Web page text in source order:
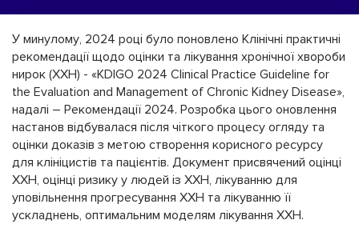
У минулому, 2024 році було поновлено Клінічні практичні
рекомендації щодо оцінки та лікування хронічної хвороби
нирок (ХХН) - «KDIGO 2024 Clinical Practice Guideline for
the Evaluation and Management of Chronic Kidney Disease»,
надалі – Рекомендації 2024. Розробка цього оновлення
настанов відбувалася після чіткого процесу огляду та
оцінки доказів з метою створення корисного ресурсу
для клініцистів та пацієнтів. Документ присвячений оцінці
ХХН, оцінці ризику у людей із ХХН, лікуванню для
уповільнення прогресування ХХН та лікуванню її
ускладнень, оптимальним моделям лікування ХХН.